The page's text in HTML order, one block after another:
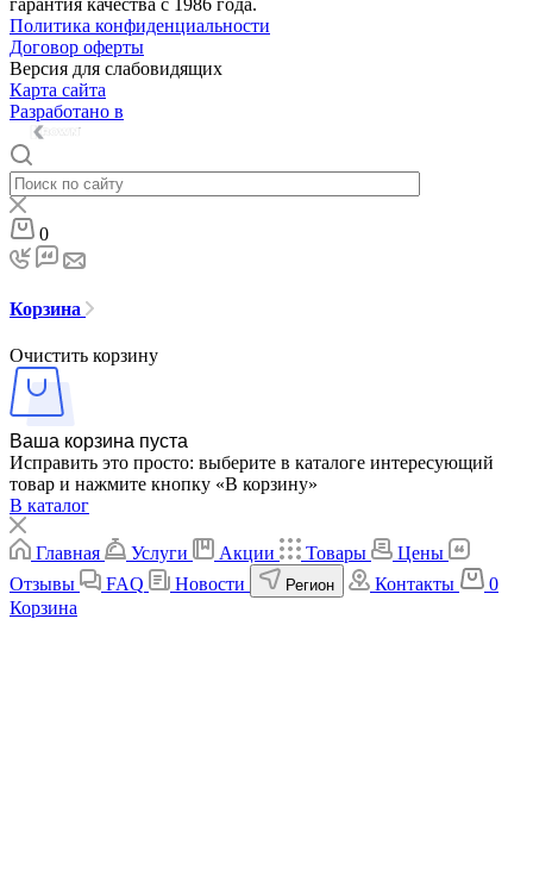
Политика конфиденциальности
Договор оферты
Версия для слабовидящих
Карта сайта
Разработано в
0
Корзина
Очистить корзину
Ваша корзина пуста
Исправить это просто: выберите в каталоге интересующий
товар и нажмите кнопку «В корзину»
В каталог
Главная Услуги Акции Товары
Цены
Отзывы
FAQ Новости Регион Контакты
0
Корзина